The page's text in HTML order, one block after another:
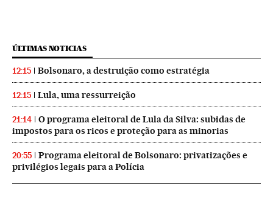
ÚLTIMAS NOTICIAS
12:15 Bolsonaro, a destruição como estratégia
12:15 Lula, uma ressurreição
21:14
O programa eleitoral de Lula da Silva: subidas de
impostos para os ricos e proteção para as minorias
20:55
Programa eleitoral de Bolsonaro: privatizações e
privilégios legais para a Polícia